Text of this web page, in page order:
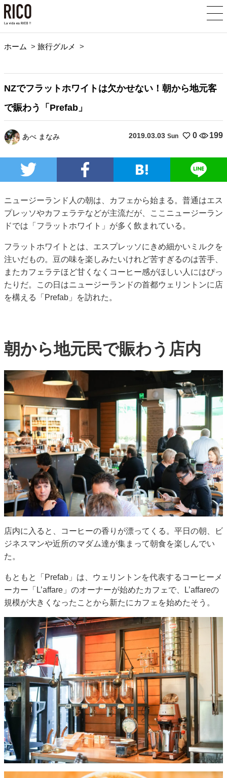
ホーム > 旅行グルメ >
NZでフラットホワイトは欠かせない！朝から地元客
で賑わう「Prefab」
あべ まなみ 2019.03.03 Sun 0 199
ニュージーランド人の朝は、カフェから始まる。普通はエス
プレッソやカフェラテなどが主流だが、ここニュージーラン
ドでは「フラットホワイト」が多く飲まれている。
フラットホワイトとは、エスプレッソにきめ細かいミルクを
注いだもの。豆の味を楽しみたいけれど苦すぎるのは苦手、
またカフェラテほど甘くなくコーヒー感がほしい人にはぴっ
たりだ。この日はニュージーランドの首都ウェリントンに店
を構える「Prefab」を訪れた。
朝から地元民で賑わう店内
店内に入ると、コーヒーの香りが漂ってくる。平日の朝、ビ
ジネスマンや近所のマダム達が集まって朝食を楽しんでい
た。
もともと「Prefab」は、ウェリントンを代表するコーヒーメ
ーカー「L’affare」のオーナーが始めたカフェで、L’affareの
規模が大きくなったことから新たにカフェを始めたそう。